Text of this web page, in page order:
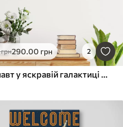
грн290.00 грн 2
Космонавт у яскравій галактиці у стилі поп арт